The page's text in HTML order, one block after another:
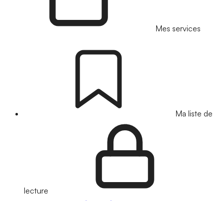
Mes services
Ma liste de
lecture